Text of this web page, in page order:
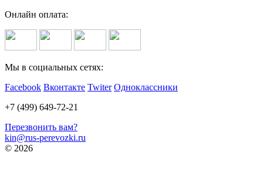
Онлайн оплата:
Мы в социальных сетях:
Facebook Вконтакте Twiter Одноклассники
+7 (499) 649-72-21
Перезвонить вам?
kin@rus-perevozki.ru
© 2026